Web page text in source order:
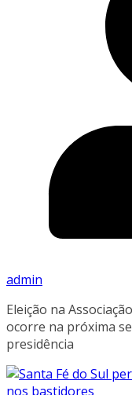
admin
Eleição na
ocorre na próxima
presidência